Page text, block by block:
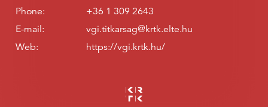
Phone:
+36 1 309 2643
E-mail:
vgi.titkarsag@krtk.elte.hu
Web:
https://vgi.krtk.hu/